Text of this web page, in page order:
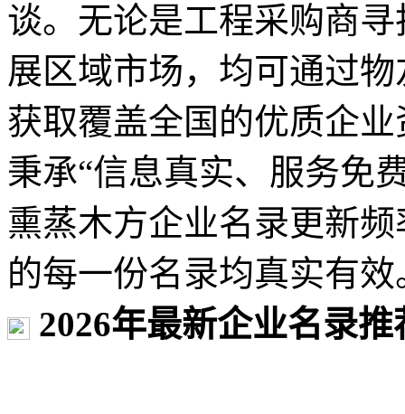
谈。无论是工程采购商
展区域市场，均可通过
获取覆盖全国的优质企业
秉承“信息真实、服务免
熏蒸木方企业名录更新
的每一份名录均真实有效
2026年最新企业名录推